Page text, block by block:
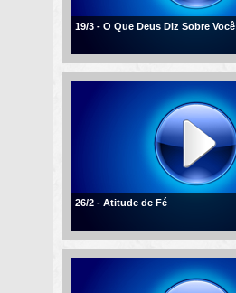
19/3 - O Que Deus Diz Sobre Você
26/2 - Atitude de Fé